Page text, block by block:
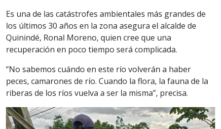
Es una de las catástrofes ambientales más grandes de
los últimos 30 años en la zona asegura el alcalde de
Quinindé, Ronal Moreno, quien cree que una
recuperación en poco tiempo será complicada.
“No sabemos cuándo en este río volverán a haber
peces, camarones de río. Cuando la flora, la fauna de la
riberas de los ríos vuelva a ser la misma”, precisa.